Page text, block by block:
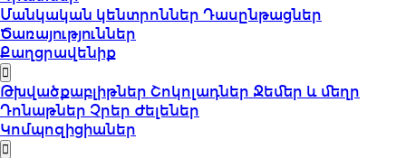
Մանկական կենտրոններ Դասընթացներ
Ծառայություններ
Քաղցրավենիք
Թխվածքաբլիթներ Շոկոլադներ Ջեմեր և մեղր
Դոնաթներ Չրեր Ժելեներ
Կոմպոզիցիաներ